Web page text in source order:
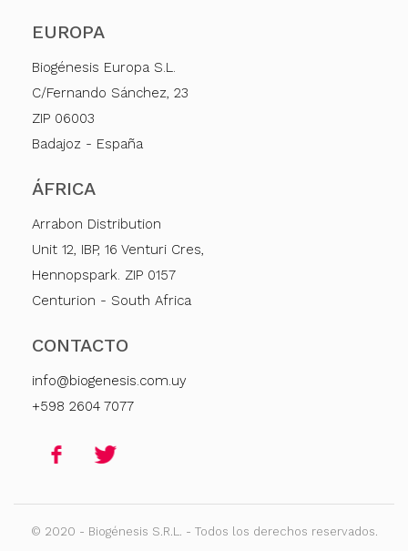
EUROPA
Biogénesis Europa S.L.
C/Fernando Sánchez, 23
ZIP 06003
Badajoz - España
ÁFRICA
Arrabon Distribution
Unit 12, IBP, 16 Venturi Cres,
Hennopspark. ZIP 0157
Centurion - South Africa
CONTACTO
info@biogenesis.com.uy
+598 2604 7077
© 2020 - Biogénesis S.R.L. - Todos los derechos reservados.